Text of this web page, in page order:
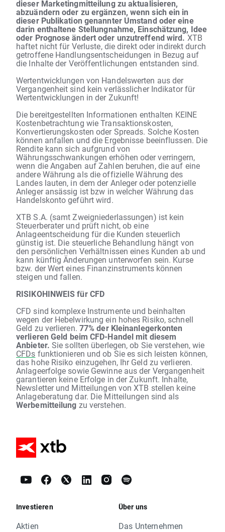
dieser Marketingmitteilung zu aktualisieren,
abzuändern oder zu ergänzen, wenn sich ein in
dieser Publikation genannter Umstand oder eine
darin enthaltene Stellungnahme, Einschätzung, Idee
oder Prognose ändert oder unzutreffend wird. XTB
haftet nicht für Verluste, die direkt oder indirekt durch
getroffene Handlungsentscheidungen in Bezug auf
die Inhalte der Veröffentlichungen entstanden sind.
Wertentwicklungen von Handelswerten aus der
Vergangenheit sind kein verlässlicher Indikator für
Wertentwicklungen in der Zukunft!
Die bereitgestellten Informationen enthalten KEINE
Kostenbetrachtung wie Transaktionskosten,
Konvertierungskosten oder Spreads. Solche Kosten
können anfallen und die Ergebnisse beeinflussen. Die
Rendite kann sich aufgrund von
Währungsschwankungen erhöhen oder verringern,
wenn die Angaben auf Zahlen beruhen, die auf eine
andere Währung als die offizielle Währung des
Landes lauten, in dem der Anleger oder potenzielle
Anleger ansässig ist bzw in welcher Währung das
Handelskonto geführt wird.
XTB S.A. (samt Zweigniederlassungen) ist kein
Steuerberater und prüft nicht, ob eine
Anlageentscheidung für die Kunden steuerlich
günstig ist. Die steuerliche Behandlung hängt von
den persönlichen Verhältnissen eines Kunden ab und
kann künftig Änderungen unterworfen sein. Kurse
bzw. der Wert eines Finanzinstruments können
steigen und fallen.
RISIKOHINWEIS für CFD
CFD sind komplexe Instrumente und beinhalten
wegen der Hebelwirkung ein hohes Risiko, schnell
Geld zu verlieren. 77% der Kleinanlegerkonten
verlieren Geld beim CFD-Handel mit diesem
Anbieter. Sie sollten überlegen, ob Sie verstehen, wie
CFDs funktionieren und ob Sie es sich leisten können,
das hohe Risiko einzugehen, Ihr Geld zu verlieren.
Anlageerfolge sowie Gewinne aus der Vergangenheit
garantieren keine Erfolge in der Zukunft. Inhalte,
Newsletter und Mitteilungen von XTB stellen keine
Anlageberatung dar. Die Mitteilungen sind als
Werbemitteilung zu verstehen.
Investieren
Aktien
Über uns
Das Unternehmen